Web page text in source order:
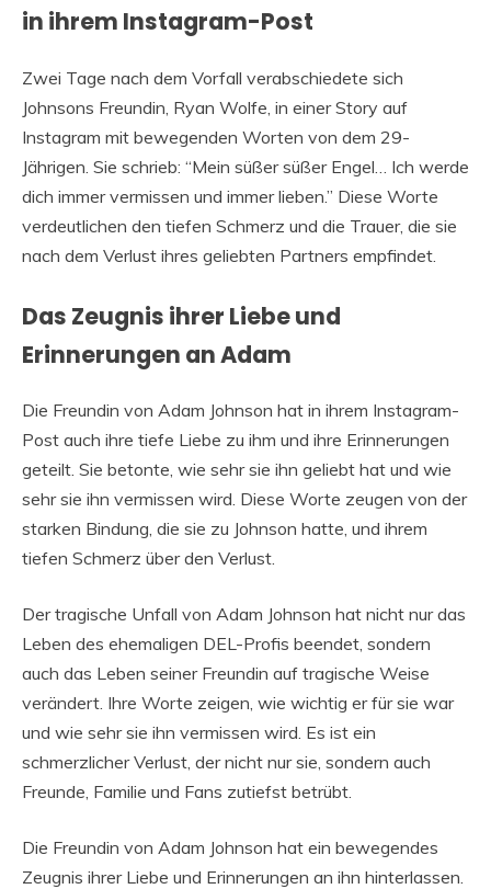
in ihrem Instagram-Post
Zwei Tage nach dem Vorfall verabschiedete sich
Johnsons Freundin, Ryan Wolfe, in einer Story auf
Instagram mit bewegenden Worten von dem 29-
Jährigen. Sie schrieb: “Mein süßer süßer Engel… Ich werde
dich immer vermissen und immer lieben.” Diese Worte
verdeutlichen den tiefen Schmerz und die Trauer, die sie
nach dem Verlust ihres geliebten Partners empfindet.
Das Zeugnis ihrer Liebe und
Erinnerungen an Adam
Die Freundin von Adam Johnson hat in ihrem Instagram-
Post auch ihre tiefe Liebe zu ihm und ihre Erinnerungen
geteilt. Sie betonte, wie sehr sie ihn geliebt hat und wie
sehr sie ihn vermissen wird. Diese Worte zeugen von der
starken Bindung, die sie zu Johnson hatte, und ihrem
tiefen Schmerz über den Verlust.
Der tragische Unfall von Adam Johnson hat nicht nur das
Leben des ehemaligen DEL-Profis beendet, sondern
auch das Leben seiner Freundin auf tragische Weise
verändert. Ihre Worte zeigen, wie wichtig er für sie war
und wie sehr sie ihn vermissen wird. Es ist ein
schmerzlicher Verlust, der nicht nur sie, sondern auch
Freunde, Familie und Fans zutiefst betrübt.
Die Freundin von Adam Johnson hat ein bewegendes
Zeugnis ihrer Liebe und Erinnerungen an ihn hinterlassen.